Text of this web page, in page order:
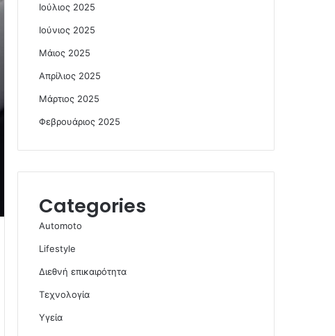
Ιούλιος 2025
Ιούνιος 2025
Μάιος 2025
Απρίλιος 2025
Μάρτιος 2025
Φεβρουάριος 2025
Categories
Automoto
Lifestyle
Διεθνή επικαιρότητα
Τεχνολογία
Υγεία